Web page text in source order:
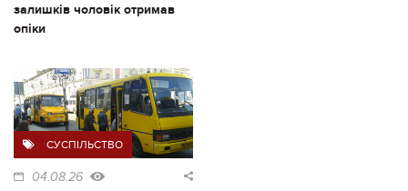
залишків чоловік отримав
опіки
СУСПІЛЬСТВО
04.08.26